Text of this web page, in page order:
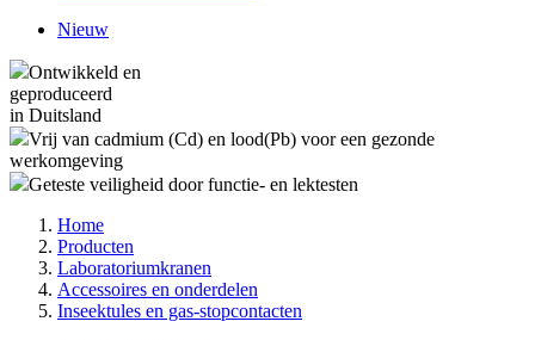
Nieuw
Ontwikkeld en
geproduceerd
in Duitsland
Vrij van cadmium (Cd) en lood(Pb) voor een gezonde
werkomgeving
Geteste veiligheid door functie- en lektesten
Home
Producten
Laboratoriumkranen
Accessoires en onderdelen
Inseektules en gas-stopcontacten